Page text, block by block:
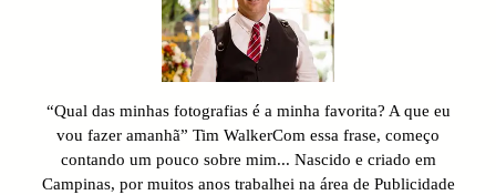
“Qual das minhas fotografias é a minha favorita? A que eu
vou fazer amanhã” Tim WalkerCom essa frase, começo
contando um pouco sobre mim... Nascido e criado em
Campinas, por muitos anos trabalhei na área de Publicidade